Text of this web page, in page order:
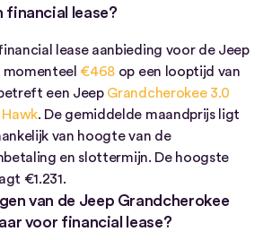
financial lease?
lease aanbieding voor de Jeep
momenteel €468 op een looptijd van
een Jeep Grandcherokee 3.0
. De gemiddelde maandprijs ligt
van hoogte van de
en slottermijn. De hoogste
€1.231.
van de Jeep Grandcherokee
voor financial lease?